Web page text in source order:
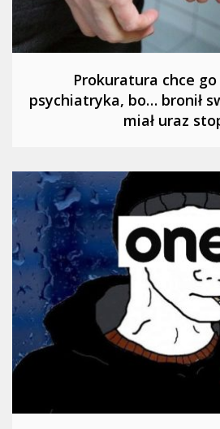
Prokuratura chce go
psychiatryka, bo… bronił
miał uraz